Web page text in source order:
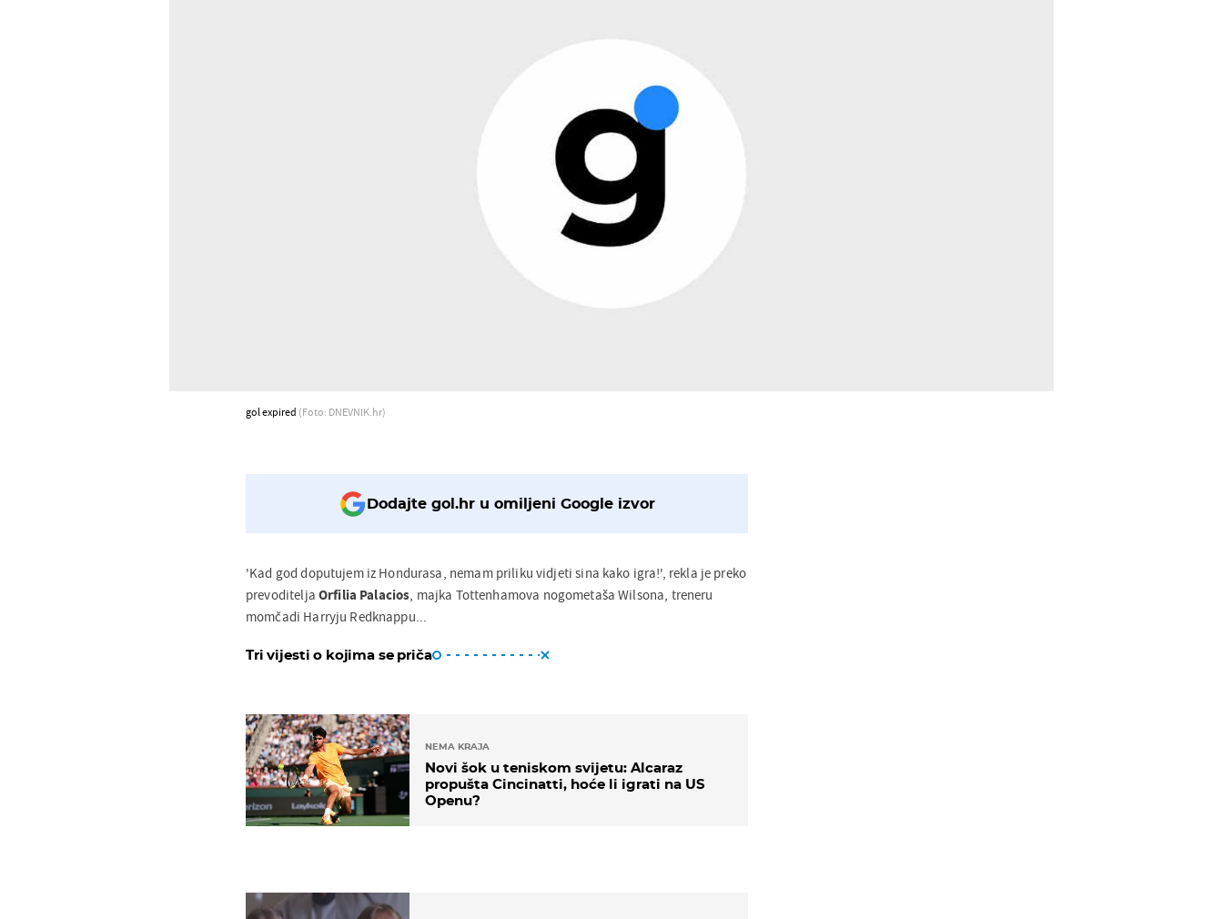
gol expired (Foto: DNEVNIK.hr)
Dodajte gol.hr u omiljeni Google izvor
'Kad god doputujem iz Hondurasa, nemam priliku vidjeti sina kako igra!', rekla je preko
prevoditelja Orfilia Palacios, majka Tottenhamova nogometaša Wilsona, treneru
momčadi Harryju Redknappu...
Tri vijesti o kojima se priča
NEMA KRAJA
Novi šok u teniskom svijetu: Alcaraz
propušta Cincinatti, hoće li igrati na US
Openu?